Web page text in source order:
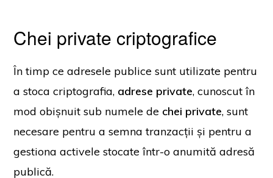
Chei private criptografice
În timp ce adresele publice sunt utilizate pentru
a stoca criptografia, adrese private, cunoscut în
mod obișnuit sub numele de chei private, sunt
necesare pentru a semna tranzacții și pentru a
gestiona activele stocate într-o anumită adresă
publică.